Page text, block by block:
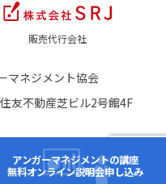
販売代行会社
マネジメント協会
友不動産芝ビル2号館4F
アンガーマネジメントの講座
無料オンライン説明会申し込み